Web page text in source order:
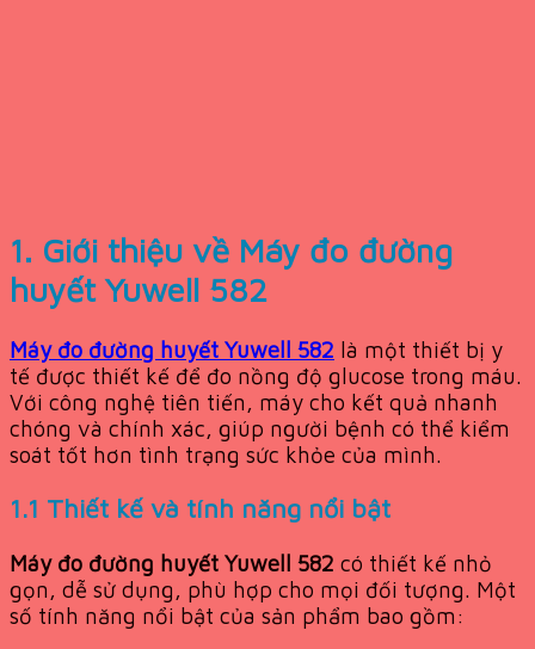
1. Giới thiệu về Máy đo đường
huyết Yuwell 582
Máy đo đường huyết Yuwell 582 là một thiết bị y
tế được thiết kế để đo nồng độ glucose trong máu.
Với công nghệ tiên tiến, máy cho kết quả nhanh
chóng và chính xác, giúp người bệnh có thể kiểm
soát tốt hơn tình trạng sức khỏe của mình.
1.1 Thiết kế và tính năng nổi bật
Máy đo đường huyết Yuwell 582 có thiết kế nhỏ
gọn, dễ sử dụng, phù hợp cho mọi đối tượng. Một
số tính năng nổi bật của sản phẩm bao gồm: